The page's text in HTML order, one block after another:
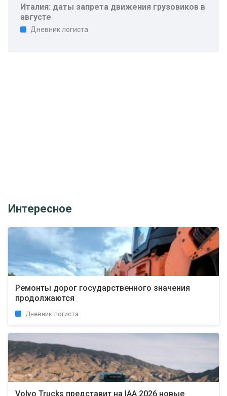
Италия: даты запрета движения грузовиков в
августе
Дневник логиста
Интересное
Ремонты дорог государственного значения
продолжаются
Дневник логиста
Volvo Trucks представит на IAA 2026 новые